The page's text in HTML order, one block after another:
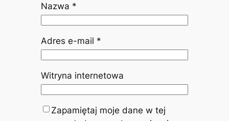
Nazwa *
Adres e-mail *
Witryna internetowa
Zapamiętaj moje dane w tej